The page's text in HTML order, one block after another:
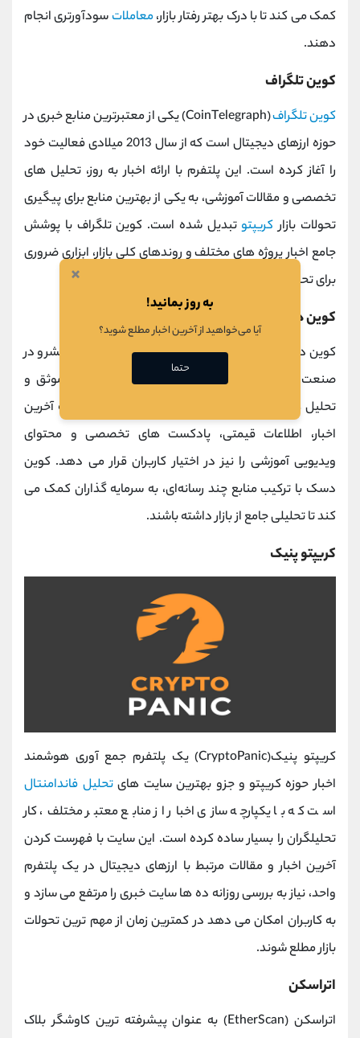
کمک می ‌کند تا با درک بهتر رفتار بازار،معاملات سودآورتری انجام
دهند.
کوین‌ تلگراف
کوین‌ تلگراف
(CoinTelegraph) یکی از معتبرترین منابع خبری در
حوزه ارزهای دیجیتال است که از سال 2013 میلادی فعالیت خود
را آغاز کرده است. این پلتفرم با ارائه اخبار به‌ روز، تحلیل ‌های
تخصصی و مقالات آموزشی، به یکی از بهترین منابع برای پیگیری
تحولات بازارکریپتوتبدیل شده است. کوین ‌تلگراف با پوشش
جامع اخبار پروژه‌ های مختلف و روندهای کلی بازار، ابزاری ضروری
برای تحلیل فاندامنتال به شمار می‌ آید.
کوین‌ دسک
کوین‌ دسک (CoinDesk) نیز از دیگر پایگاه ‌های خبری پیشرو در
صنعت رمزارزهاست که از سال 2013 به انتشار اخبار موثق و
تحلیل ‌های بازار پرداخته است. این پلتفرم علاوه بر ارائه آخرین
اخبار، اطلاعات قیمتی، پادکست ‌های تخصصی و محتوای
ویدیویی آموزشی را نیز در اختیار کاربران قرار می‌ دهد. کوین‌
دسک با ترکیب منابع چند رسانه‌ای، به سرمایه‌ گذاران کمک می‌
کند تا تحلیلی جامع از بازار داشته باشند.
کریپتو پنیک
کریپتو پنیک(CryptoPanic) یک پلتفرم جمع ‌آوری هوشمند
اخبار حوزه کریپتو و جزو بهترین سایت هایتحلیل فاندامنتال
است که با یکپارچه ‌سازی اخبار از منابع معتبر مختلف، کار
تحلیلگران را بسیار ساده کرده است. این سایت با فهرست کردن
آخرین اخبار و مقالات مرتبط با ارزهای دیجیتال در یک پلتفرم
واحد، نیاز به بررسی روزانه ده‌ ها سایت خبری را مرتفع می‌ سازد و
به کاربران امکان می ‌دهد در کمترین زمان از مهم ‌ترین تحولات
بازار مطلع شوند.
اتراسکن
اتراسکن (EtherScan) به عنوان پیشرفته‌ ترین کاوشگر بلاک
×
به روز بمانید!
آیا می‌خواهید از آخرین اخبار مطلع شوید؟
حتما